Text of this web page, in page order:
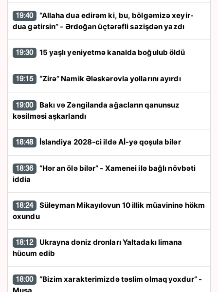
19:40
dua gətirsin” - Ərdoğan üçtərəfli sazişdən yazdı
19:30 15 yaşlı yeniyetmə kanalda boğulub öldü
19:15 “Zirə” Namik Ələskərovla yollarını ayırdı
19:00
kəsilməsi aşkarlandı
18:48 İslandiya 2028-ci ildə Aİ-yə qoşula bilər
18:36
iddia
18:24
oxundu
18:12
hücum edib
18:00
Musa